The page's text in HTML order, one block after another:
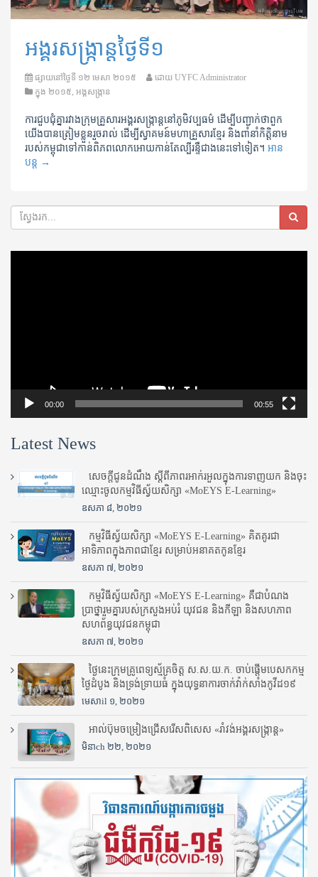
អង្គរសង្ក្រាន្តថ្ងៃទី១
ផ្សាយនៅថ្ងៃទី ១២ មេសា ២០១៥ ដោយ UYFC Administrator
ក្នុង ២០១៥, អង្គសង្រ្កាន
ការជួបជុំគ្នារវាងក្រុមគ្រួសារអង្គរសង្ក្រាន្តនៅភូមិវប្បធម៌ ដើម្បីបញ្ជាក់ថាពួក
យើងបានត្រៀមខ្លួនរួចរាល់ ដើម្បីស្វាគមន៍មហាគ្រួសារខ្មែរ និងពាំនាំកិត្តិនាម
របស់កម្ពុជាទៅកាន់ពិភពលោកអោយកាន់តែល្បីរន្ទឺជាងនេះទៅទៀត។ អាន
បន្ត →
00:00 00:55
Latest News
សេចក្តីជូនដំណឹង ស្តី​ពីភាព​រអាក់រអួល​ក្នុងការ​ទាញ​យក និង​ចុះ​
ឈ្មោះ​ចូល​កម្មវិធី​ស្វ័យសិក្សា «MoEYS E-Learning»
ឧសភា ៨, ២០២១
កម្មវិធីស្វ័យសិក្សា «MoEYS E-Learning» គិតគូរជា
អាទិភាពក្នុងភាពជាខ្មែរ សម្រាប់អនាគតកូនខ្មែរ
ឧសភា ៧, ២០២១
កម្មវិធីស្វ័យសិក្សា «MoEYS E-Learning» គឺជាបំណង
ប្រាថ្នារួមគ្នារបស់ក្រសួងអប់រំ​ យុវជន និងកីឡា និងសហភាព
សហព័ន្ធយុវជនកម្ពុជា
ឧសភា ៧, ២០២១
ថ្ងៃនេះក្រុមគ្រូពេទ្យស្ម័គ្រចិត្ត ស.ស.យ.ក. ចាប់ផ្តើមបេសកកម្ម
ថ្ងៃដំបូង និងទ្រង់ទ្រាយធំ ក្នុងយុទ្ធនាការចាក់វ៉ាក់សាំងកូវីដ១៩
មេសាil ១, ២០២១
អាល់ប៊ុមចម្រៀងជ្រើសរើសពិសេស «រាំវង់អង្គរសង្ក្រាន្ត»
មិនាch ២២, ២០២១